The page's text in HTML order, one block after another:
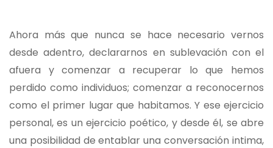
Ahora más que nunca se hace necesario vernos
desde adentro, declararnos en sublevación con el
afuera y comenzar a recuperar lo que hemos
perdido como individuos; comenzar a reconocernos
como el primer lugar que habitamos. Y ese ejercicio
personal, es un ejercicio poético, y desde él, se abre
una posibilidad de entablar una conversación intima,